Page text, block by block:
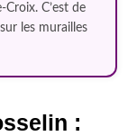
C’est de
les murailles
: